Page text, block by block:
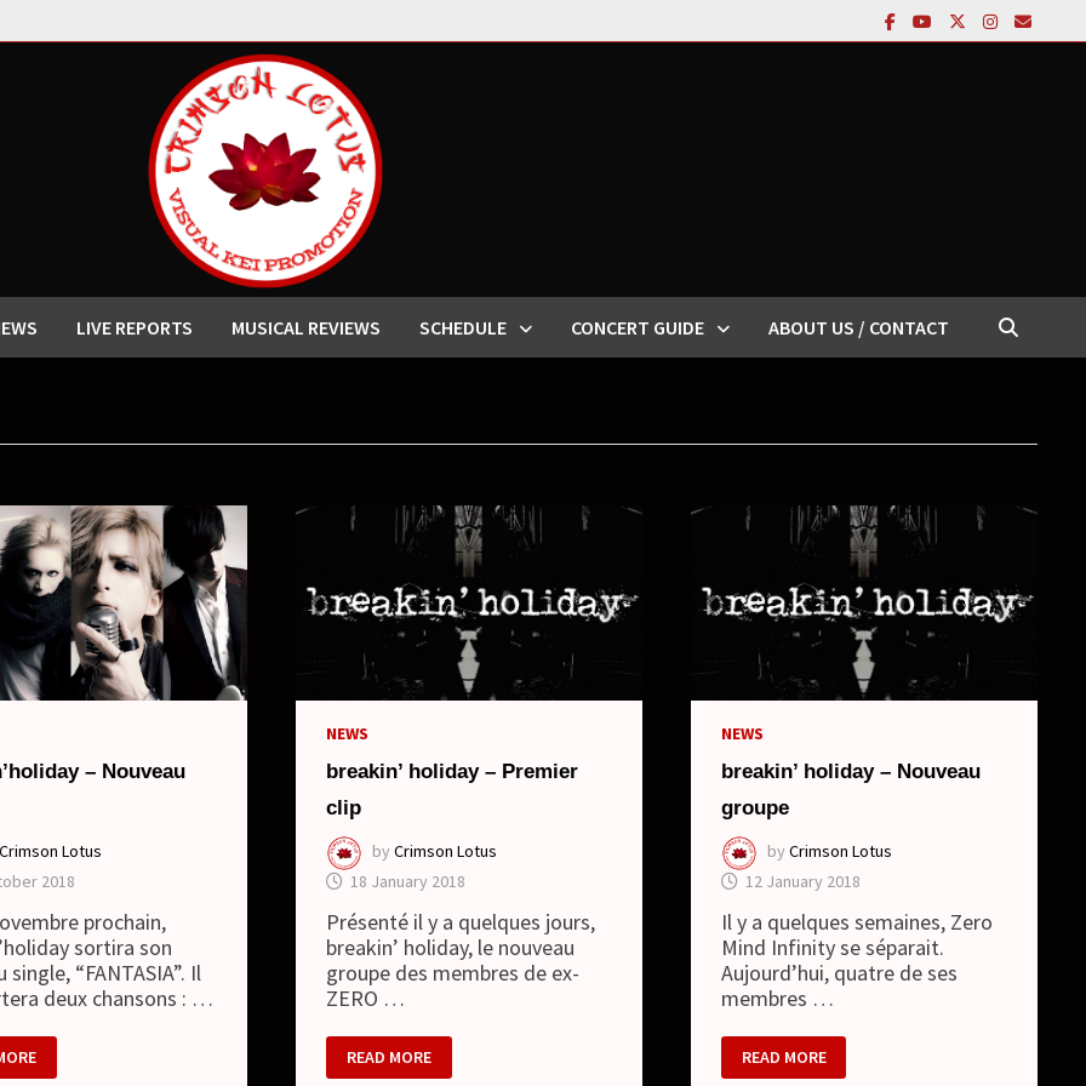
LIVE REPORTS MUSICAL REVIEWS SCHEDULE CONCERT GUIDE ABOUT US / CONTACT
– Nouveau
Crimson Lotus
2018
prochain,
sortira son
single, “FANTASIA”. Il
deux chansons : …
NEWS
breakin’ holiday – Premier
clip
by Crimson Lotus
18 January 2018
Présenté il y a quelques jours,
breakin’ holiday, le nouveau
groupe des membres de ex-
ZERO …
BREAKIN’
HOLIDAY
READ MORE
NEWS
breakin’ holiday – Nouveau
groupe
by Crimson Lotus
12 January 2018
Il y a quelques semaines, Zero
Mind Infinity se séparait.
Aujourd’hui, quatre de ses
membres …
BREAKIN’
HOLIDAY
READ MORE